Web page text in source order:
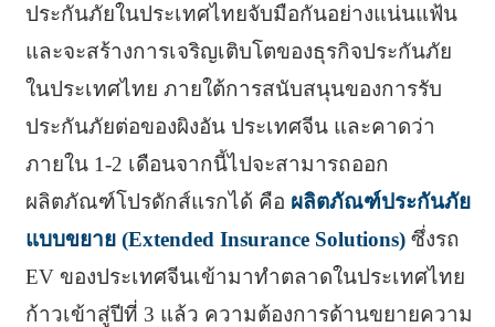
ประกันภัยในประเทศไทยจับมือกันอย่างแน่นแฟ้น
และจะสร้างการเจริญเติบโตของธุรกิจประกันภัย
ในประเทศไทย ภายใต้การสนับสนุนของการรับ
ประกันภัยต่อของผิงอัน ประเทศจีน และคาดว่า
ภายใน 1-2 เดือนจากนี้ไปจะสามารถออก
ผลิตภัณฑ์โปรดักส์แรกได้ คือ ผลิตภัณฑ์ประกันภัย
แบบขยาย (Extended Insurance Solutions)ซึ่งรถ
EV ของประเทศจีนเข้ามาทำตลาดในประเทศไทย
ก้าวเข้าสู่ปีที่ 3 แล้ว ความต้องการด้านขยายความ